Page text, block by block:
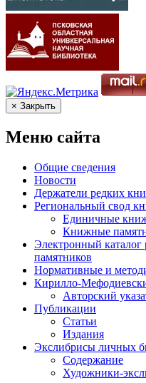
× Закрыть
Меню сайта
Общие сведения
Новости
Держатели редких
Региональный свод
Единичные
Книжные
Электронный
памятников
Нормативные и
Кирилло-
Авторский
Публикации
Статьи
Издания
Экслибрисы личных
Содержание
Художники-